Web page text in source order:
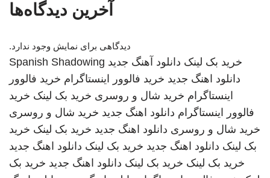
آخرین دیدگاه‌ها
دیدگاهی برای نمایش وجود ندارد.
خرید بک لینک دانلود آهنگ جدید Spanish Shadowing
دانلود اهنگ جدید خرید فالوور اینستاگرام خرید فالوور
اینستاگرام خرید شال و روسری خرید بک لینک خرید
فالوور اینستاگرام دانلود اهنگ جدید خرید شال و روسری
خرید شال و روسری دانلود اهنگ جدید خرید بک لینک خرید
بک لینک دانلود اهنگ جدید خرید بک لینک دانلود اهنگ جدید
خرید بک لینک خرید بک لینک دانلود اهنگ جدید خرید بک